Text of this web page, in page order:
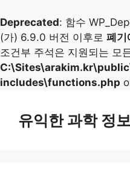
Deprecated: 함수
(가) 6.9.0 버전 이후로 폐기
조건부 주석은 지원되는 모
includes\functions.php
유익한 과학 정